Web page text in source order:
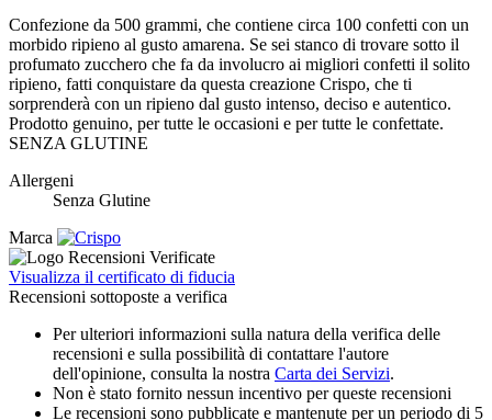
Confezione da 500 grammi, che contiene circa 100 confetti con un
morbido ripieno al gusto amarena. Se sei stanco di trovare sotto il
profumato zucchero che fa da involucro ai migliori confetti il solito
ripieno, fatti conquistare da questa creazione Crispo, che ti
sorprenderà con un ripieno dal gusto intenso, deciso e autentico.
Prodotto genuino, per tutte le occasioni e per tutte le confettate.
SENZA GLUTINE
Allergeni
Senza Glutine
Marca
Visualizza il certificato di fiducia
Recensioni sottoposte a verifica
Per ulteriori informazioni sulla natura della verifica delle
recensioni e sulla possibilità di contattare l'autore
dell'opinione, consulta la nostra Carta dei Servizi.
Non è stato fornito nessun incentivo per queste recensioni
Le recensioni sono pubblicate e mantenute per un periodo di 5